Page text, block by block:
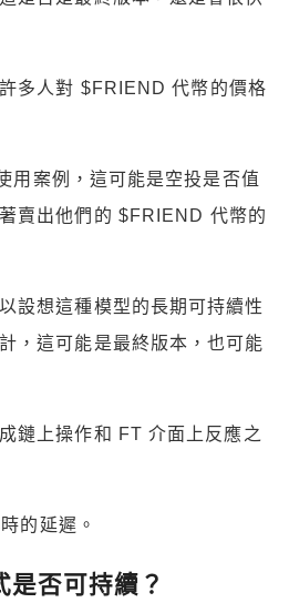
多人對 $FRIEND 代幣的價格
用案例，這可能是空投是否值
賣出他們的 $FRIEND 代幣的
設想這種模型的長期可持續性
，這可能是最終版本，也可能
鏈上操作和 FT 介面上反應之
的延遲。
否可持續？